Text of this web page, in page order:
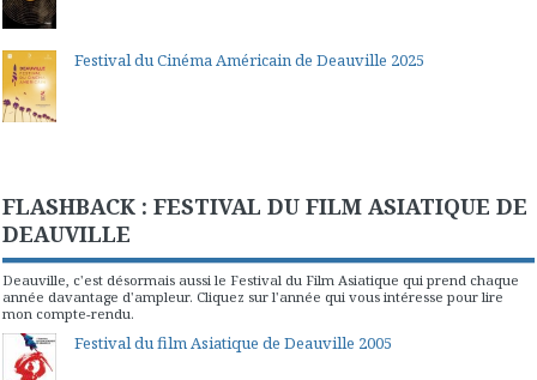
Festival du Cinéma Américain de Deauville 2025
FLASHBACK : FESTIVAL DU FILM ASIATIQUE DE
DEAUVILLE
Deauville, c'est désormais aussi le Festival du Film Asiatique qui prend chaque
année davantage d'ampleur. Cliquez sur l'année qui vous intéresse pour lire
mon compte-rendu.
Festival du film Asiatique de Deauville 2005